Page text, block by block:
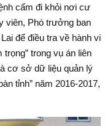
cấm đi khỏi nơi cư
viên, Phó trưởng ban
để điều tra về hành vi
trọng” trong vụ án liên
cơ sở dữ liệu quản lý
tỉnh” năm 2016-2017,